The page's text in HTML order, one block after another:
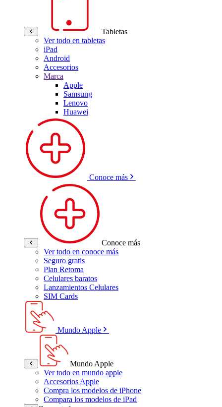
Tabletas
Ver todo en tabletas
iPad
Android
Accesorios
Marca
Apple
Samsung
Lenovo
Huawei
Conoce más
Conoce más
Ver todo en conoce más
Seguro gratis
Plan Retoma
Celulares baratos
Lanzamientos Celulares
SIM Cards
Mundo Apple
Mundo Apple
Ver todo en mundo apple
Accesorios Apple
Compra los modelos de iPhone
Compara los modelos de iPad